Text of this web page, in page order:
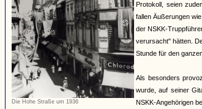
Die Hohe Straße um 1936
Protokoll, seien
fallen Äußerungen
der NSKK-
verursacht" hätten.
Stunde für den
Als besonders
wurde, auf seiner
NSKK-Angehörigen